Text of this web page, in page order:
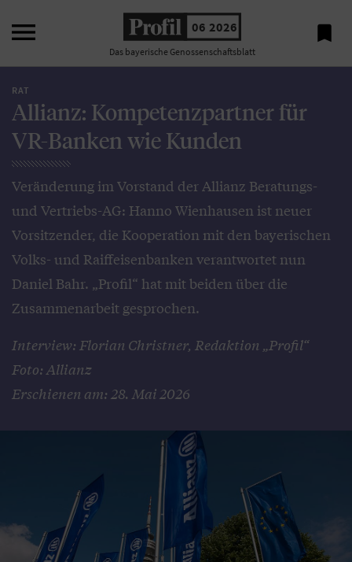
 06 2026
Das bayerische Genossenschaftsblatt

RAT
Allianz: Kompetenzpartner für
VR-Banken wie Kunden
Veränderung im Vorstand der Allianz Beratungs-
und Vertriebs-AG: Hanno Wienhausen ist neuer
Vorsitzender, die Kooperation mit den bayerischen
Volks- und Raiffeisenbanken verantwortet nun
Daniel Bahr. „Profil“ hat mit beiden über die
Zusammenarbeit gesprochen.
Interview: Florian Christner, Redaktion „Profil“
Foto: Allianz
Erschienen am: 28. Mai 2026